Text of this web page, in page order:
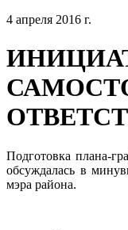
4 апреля 2016 г.
Подготовка плана-
обсуждалась в
мэра района.